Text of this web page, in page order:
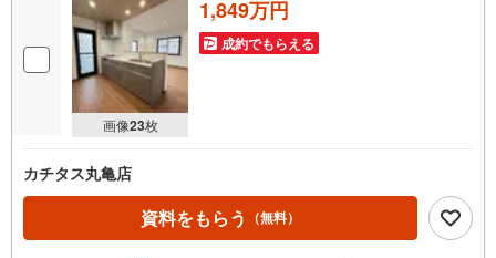
画像23枚
1,849万円
成約でもらえる
カチタス丸亀店
資料をもらう （無料）